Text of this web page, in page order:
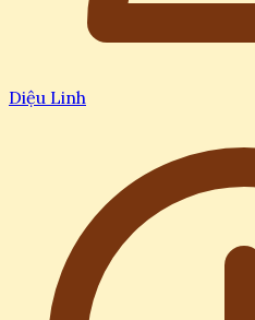
Diệu Linh